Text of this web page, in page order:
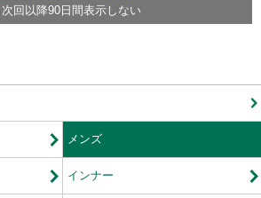
次回以降90日間表示しない
メンズ
インナー